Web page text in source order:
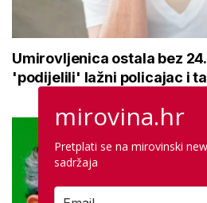
Umirovljenica ostala bez
'podijelili' lažni policajac i
mirovina.hr
Pretplati se na mirovinski
sadržaja